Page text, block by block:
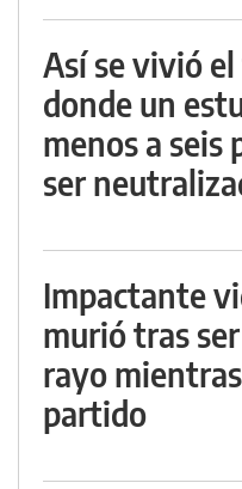
Así se vivió
donde un
menos a seis
ser
Impactante
murió tras
rayo
partido